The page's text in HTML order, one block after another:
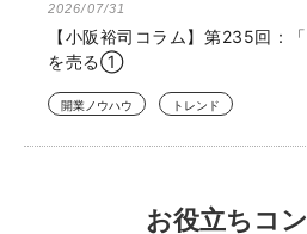
2026/07/31
【小阪裕司コラム】第235回：
を売る①
開業ノウハウ トレンド
お役立ちコ